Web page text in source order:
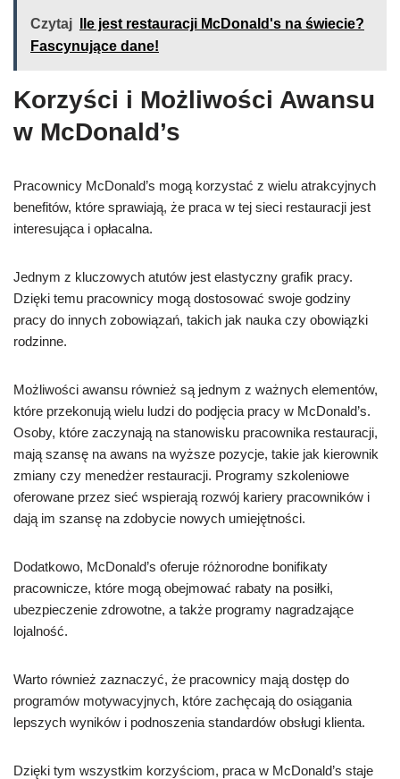
Czytaj
Ile jest restauracji McDonald's na świecie?
Fascynujące dane!
Korzyści i Możliwości Awansu
w McDonald’s
Pracownicy McDonald’s mogą korzystać z wielu atrakcyjnych
benefitów, które sprawiają, że praca w tej sieci restauracji jest
interesująca i opłacalna.
Jednym z kluczowych atutów jest elastyczny grafik pracy.
Dzięki temu pracownicy mogą dostosować swoje godziny
pracy do innych zobowiązań, takich jak nauka czy obowiązki
rodzinne.
Możliwości awansu również są jednym z ważnych elementów,
które przekonują wielu ludzi do podjęcia pracy w McDonald’s.
Osoby, które zaczynają na stanowisku pracownika restauracji,
mają szansę na awans na wyższe pozycje, takie jak kierownik
zmiany czy menedżer restauracji. Programy szkoleniowe
oferowane przez sieć wspierają rozwój kariery pracowników i
dają im szansę na zdobycie nowych umiejętności.
Dodatkowo, McDonald’s oferuje różnorodne bonifikaty
pracownicze, które mogą obejmować rabaty na posiłki,
ubezpieczenie zdrowotne, a także programy nagradzające
lojalność.
Warto również zaznaczyć, że pracownicy mają dostęp do
programów motywacyjnych, które zachęcają do osiągania
lepszych wyników i podnoszenia standardów obsługi klienta.
Dzięki tym wszystkim korzyściom, praca w McDonald’s staje